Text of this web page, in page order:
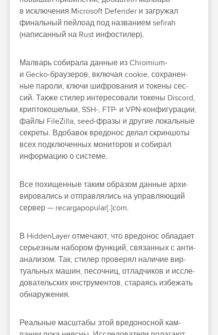
в исклю­чения Microsoft Defender и заг­ружал
финаль­ный пей­лоад под наз­вани­ем sefirah
(написан­ный на Rust инфости­лер).
Мал­варь собира­ла дан­ные из Chromium-
и Gecko-бра­узе­ров, вклю­чая cookie, сох­ранен­
ные пароли, клю­чи шиф­рования и токены сес­
сий. Так­же сти­лер инте­ресо­вали токены Discord,
крип­токошель­ки, SSH-, FTP- и VPN-кон­фигура­ции,
фай­лы FileZilla, seed-фра­зы и дру­гие локаль­ные
сек­реты. Вдо­бавок вре­донос делал скрин­шоты
всех под­клю­чен­ных монито­ров и собирал
информа­цию о сис­теме.
Все похищен­ные таким обра­зом дан­ные архи­
виро­вались и отправ­лялись на управля­ющий
сер­вер — recargapopular[.]com.
В HiddenLayer отме­чают, что вре­донос обла­дает
серь­езным набором фун­кций, свя­зан­ных с анти­
ана­лизом. Так, сти­лер про­верял наличие вир­
туаль­ных машин, песоч­ниц, отладчи­ков и иссле­
дова­тель­ских инс­тру­мен­тов, ста­раясь избе­жать
обна­руже­ния.
Ре­аль­ные мас­шта­бы этой вре­донос­ной кам­